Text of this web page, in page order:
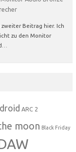
Beitrag hier. Ich
zu den Monitor
ARC 2
moon Black Friday